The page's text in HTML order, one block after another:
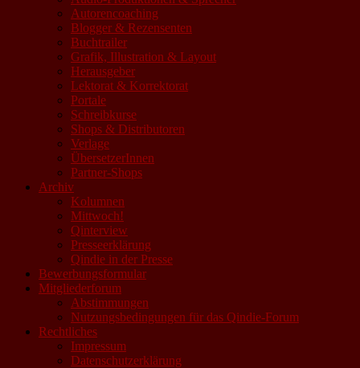
Autorencoaching
Blogger & Rezensenten
Buchtrailer
Grafik, Illustration & Layout
Herausgeber
Lektorat & Korrektorat
Portale
Schreibkurse
Shops & Distributoren
Verlage
ÜbersetzerInnen
Partner-Shops
Archiv
Kolumnen
Mittwoch!
Qinterview
Presseerklärung
Qindie in der Presse
Bewerbungsformular
Mitgliederforum
Abstimmungen
Nutzungsbedingungen für das Qindie-Forum
Rechtliches
Impressum
Datenschutzerklärung